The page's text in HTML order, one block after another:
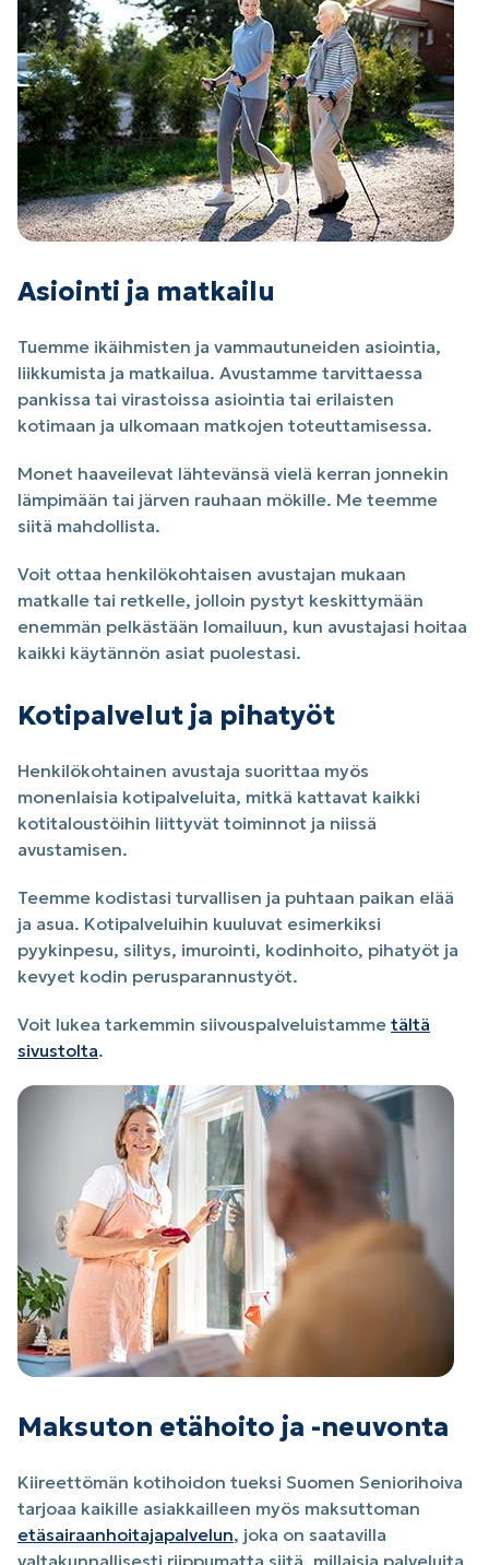
Asiointi ja matkailu
Tuemme ikäihmisten ja vammautuneiden asiointia,
liikkumista ja matkailua. Avustamme tarvittaessa
pankissa tai virastoissa asiointia tai erilaisten
kotimaan ja ulkomaan matkojen toteuttamisessa.
Monet haaveilevat lähtevänsä vielä kerran jonnekin
lämpimään tai järven rauhaan mökille. Me teemme
siitä mahdollista.
Voit ottaa henkilökohtaisen avustajan mukaan
matkalle tai retkelle, jolloin pystyt keskittymään
enemmän pelkästään lomailuun, kun avustajasi hoitaa
kaikki käytännön asiat puolestasi.
Kotipalvelut ja pihatyöt
Henkilökohtainen avustaja suorittaa myös
monenlaisia kotipalveluita, mitkä kattavat kaikki
kotitaloustöihin liittyvät toiminnot ja niissä
avustamisen.
Teemme kodistasi turvallisen ja puhtaan paikan elää
ja asua. Kotipalveluihin kuuluvat esimerkiksi
pyykinpesu, silitys, imurointi, kodinhoito, pihatyöt ja
kevyet kodin perusparannustyöt.
Voit lukea tarkemmin siivouspalveluistamme tältä
sivustolta.
Maksuton etähoito ja -neuvonta
Kiireettömän kotihoidon tueksi Suomen Seniorihoiva
tarjoaa kaikille asiakkailleen myös maksuttoman
etäsairaanhoitajapalvelun, joka on saatavilla